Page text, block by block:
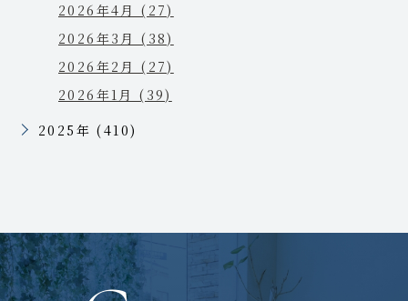
2026年4月 (27)
2026年3月 (38)
2026年2月 (27)
2026年1月 (39)
2025年 (410)